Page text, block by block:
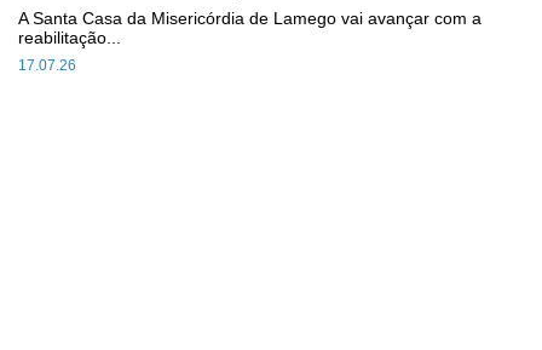
17.07.26
A Santa Casa da Misericórdia de Lamego vai avançar com a
reabilitação...